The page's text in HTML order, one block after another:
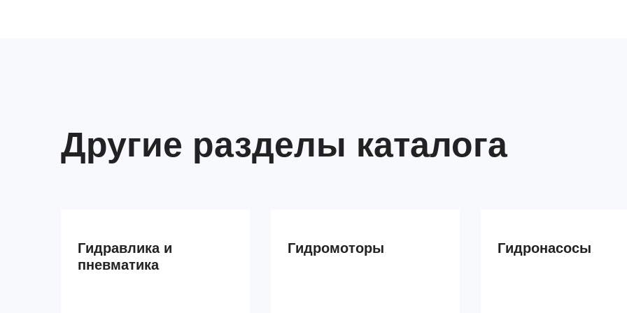
Другие разделы каталога
Гидравлика и
пневматика
Гидромоторы Гидронасосы